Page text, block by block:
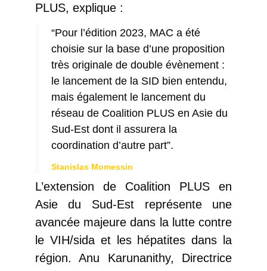
PLUS, explique :
“Pour l’édition 2023, MAC a été
choisie sur la base d’une proposition
très originale de double évènement :
le lancement de la SID bien entendu,
mais également le lancement du
réseau de Coalition PLUS en Asie du
Sud-Est dont il assurera la
coordination d’autre part”.
Stanislas Momessin
L’extension de Coalition PLUS en
Asie du Sud-Est représente une
avancée majeure dans la lutte contre
le VIH/sida et les hépatites dans la
région. Anu Karunanithy, Directrice